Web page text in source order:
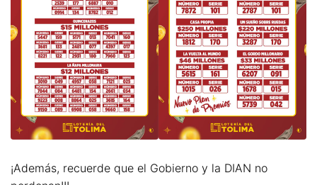
¡Además, recuerde que el Gobierno y la DIAN no